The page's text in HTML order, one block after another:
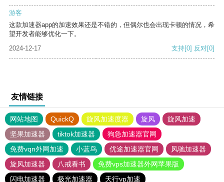
游客
这款加速器app的加速效果还是不错的，但偶尔也会出现卡顿的情况，希
望开发者能够优化一下。
2024-12-17
支持[0] 反对[0]
友情链接
网站地图 QuickQ 旋风加速度器 旋风
旋风加速
坚果加速器
tiktok加速器
狗急加速器官网
免费vqn外网加速
小蓝鸟 优途加速器官网
风驰加速器
旋风加速器
八戒看书
免费vps加速器外网苹果版
闪电加速器
极光加速器 天行vp加速